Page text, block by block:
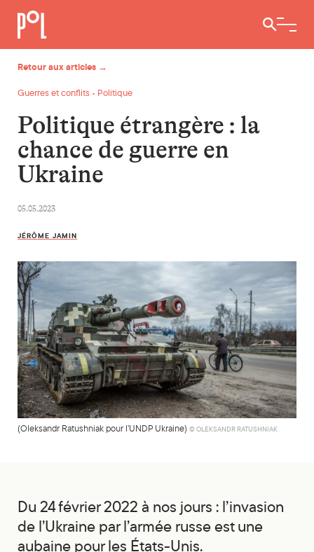
Ouvrir /
Retour aux articles →
Guerres et conflits • Politique
Politique étrangère : la
chance de guerre en
Ukraine
05.05.2023
JÉRÔME JAMIN
(Oleksandr Ratushniak pour l’UNDP Ukraine) © OLEKSANDR RATUSHNIAK
Du 24 février 2022 à nos jours : l’invasion
de l’Ukraine par l’armée russe est une
aubaine pour les États-Unis.